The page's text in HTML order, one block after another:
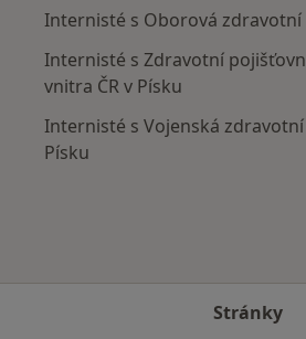
Internisté s Oborová zdravotní
Internisté s Zdravotní
vnitra ČR v Písku
Internisté s Vojenská
Písku
Stránky